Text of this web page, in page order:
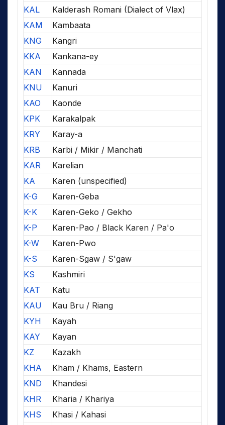
KAL
Kalderash Romani (Dialect of Vlax)
KAM
Kambaata
KNG
Kangri
KKA
Kankana-ey
KAN
Kannada
KNU
Kanuri
KAO
Kaonde
KPK
Karakalpak
KRY
Karay-a
KRB
Karbi / Mikir / Manchati
KAR
Karelian
KA
Karen (unspecified)
K-G
Karen-Geba
K-K
Karen-Geko / Gekho
K-P
Karen-Pao / Black Karen / Pa'o
K-W
Karen-Pwo
K-S
Karen-Sgaw / S'gaw
KS
Kashmiri
KAT
Katu
KAU
Kau Bru / Riang
KYH
Kayah
KAY
Kayan
KZ
Kazakh
KHA
Kham / Khams, Eastern
KND
Khandesi
KHR
Kharia / Khariya
KHS
Khasi / Kahasi